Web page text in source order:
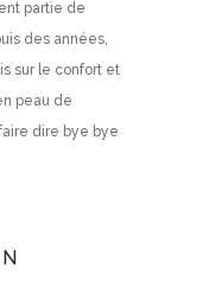
partie de
des années,
sur le confort et
peau de
dire bye bye